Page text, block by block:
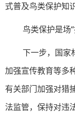
式普及鸟类保护知
鸟类保护是场
下一步，国家
加强宣传教育等多
有关部门加强对猎
法监管，保持对违